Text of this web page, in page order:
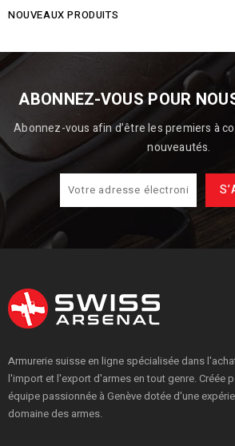
NOUVEAUX PRODUITS
ABONNEZ-VOUS POUR
Abonnez-vous afin d’être les premiers à
nouveautés.
Armurerie suisse en ligne spécialisée dans
l'import et l'export d'armes en tout genre. Créée
équipe passionnée à Genève dotée d'une
domaine des armes.